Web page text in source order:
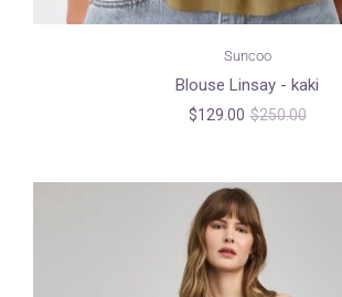
Suncoo
Blouse Linsay - kaki
$129.00 $250.00